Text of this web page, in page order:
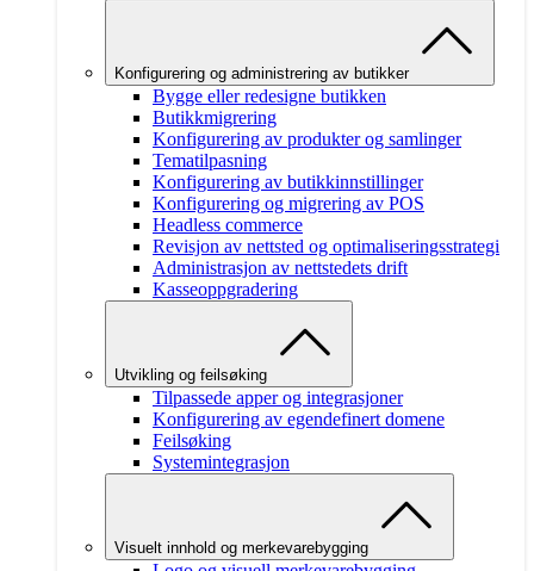
Konfigurering og administrering av butikker
Bygge eller redesigne butikken
Butikkmigrering
Konfigurering av produkter og samlinger
Tematilpasning
Konfigurering av butikkinnstillinger
Konfigurering og migrering av POS
Headless commerce
Revisjon av nettsted og optimaliseringsstrategi
Administrasjon av nettstedets drift
Kasseoppgradering
Utvikling og feilsøking
Tilpassede apper og integrasjoner
Konfigurering av egendefinert domene
Feilsøking
Systemintegrasjon
Visuelt innhold og merkevarebygging